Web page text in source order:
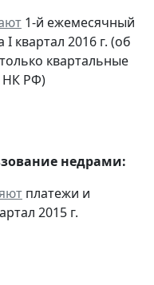
1-й ежемесячный
квартал 2016 г. (об
квартальные
НК РФ)
недрами:
платежи и
2015 г.